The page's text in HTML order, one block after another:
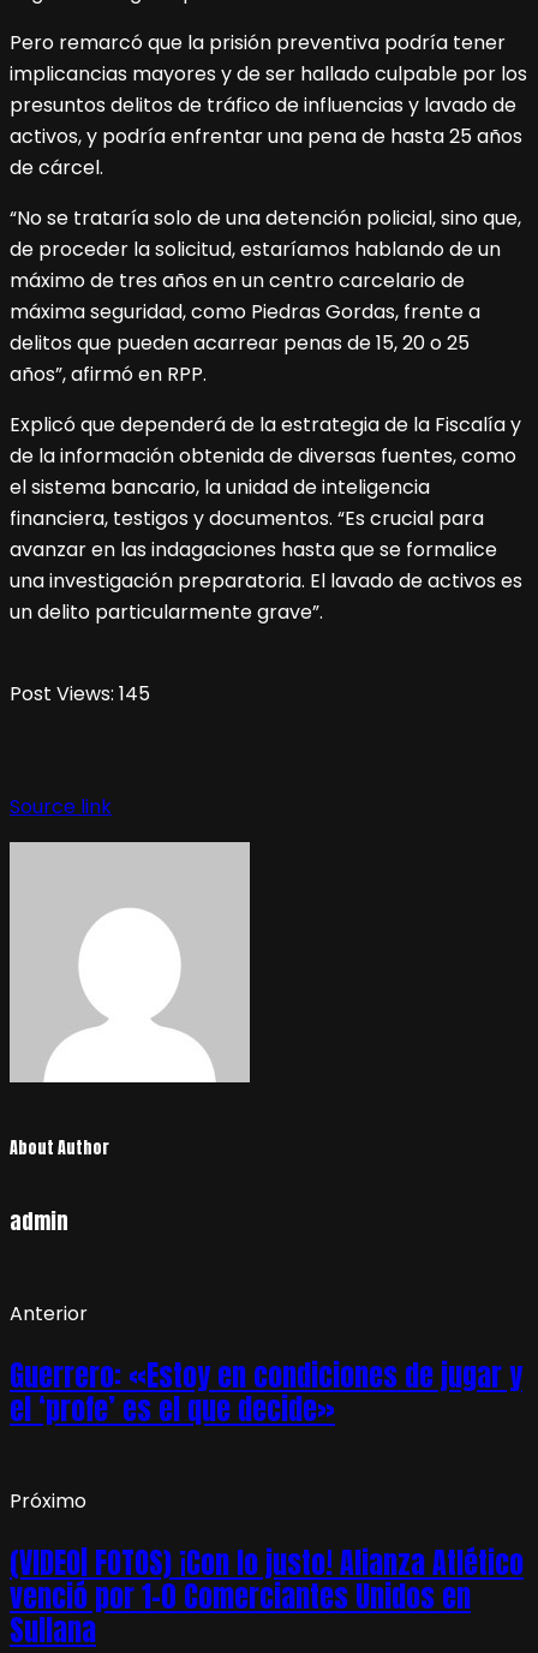
Pero remarcó que la prisión preventiva podría tener
implicancias mayores y de ser hallado culpable por los
presuntos delitos de tráfico de influencias y lavado de
activos, y podría enfrentar una pena de hasta 25 años
de cárcel.
“No se trataría solo de una detención policial, sino que,
de proceder la solicitud, estaríamos hablando de un
máximo de tres años en un centro carcelario de
máxima seguridad, como Piedras Gordas, frente a
delitos que pueden acarrear penas de 15, 20 o 25
años”, afirmó en RPP.
Explicó que dependerá de la estrategia de la Fiscalía y
de la información obtenida de diversas fuentes, como
el sistema bancario, la unidad de inteligencia
financiera, testigos y documentos. “Es crucial para
avanzar en las indagaciones hasta que se formalice
una investigación preparatoria. El lavado de activos es
un delito particularmente grave”.
Post Views: 145
Source link
About Author
admin
Anterior
Guerrero: «Estoy en condiciones de jugar y
el ‘profe’ es el que decide»
Próximo
(VIDEO| FOTOS) ¡Con lo justo! Alianza Atlético
venció por 1-0 Comerciantes Unidos en
Sullana